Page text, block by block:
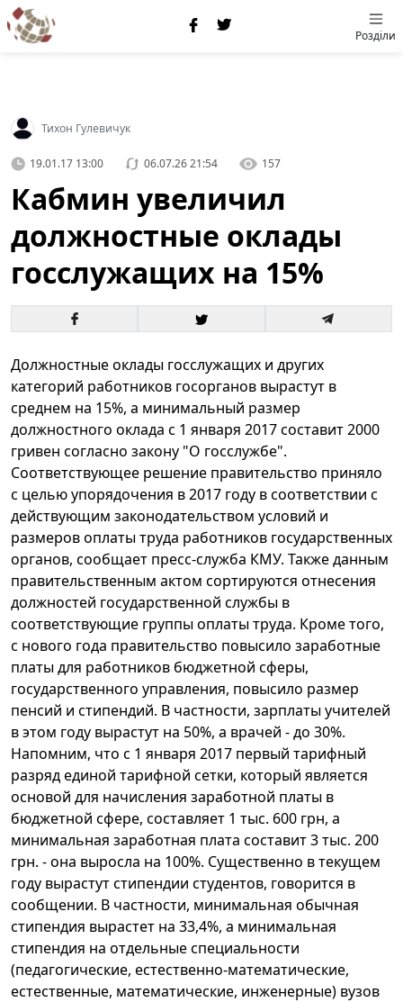
Розділи
Тихон Гулевичук
19.01.17 13:00 06.07.26 21:54 157
Кабмин увеличил
должностные оклады
госслужащих на 15%
Должностные оклады госслужащих и других
категорий работников госорганов вырастут в
среднем на 15%, а минимальный размер
должностного оклада с 1 января 2017 составит 2000
гривен согласно закону "О госслужбе".
Соответствующее решение правительство приняло
с целью упорядочения в 2017 году в соответствии с
действующим законодательством условий и
размеров оплаты труда работников государственных
органов, сообщает пресс-служба КМУ. Также данным
правительственным актом сортируются отнесения
должностей государственной службы в
соответствующие группы оплаты труда. Кроме того,
с нового года правительство повысило заработные
платы для работников бюджетной сферы,
государственного управления, повысило размер
пенсий и стипендий. В частности, зарплаты учителей
в этом году вырастут на 50%, а врачей - до 30%.
Напомним, что с 1 января 2017 первый тарифный
разряд единой тарифной сетки, который является
основой для начисления заработной платы в
бюджетной сфере, составляет 1 тыс. 600 грн, а
минимальная заработная плата составит 3 тыс. 200
грн. - она выросла на 100%. Существенно в текущем
году вырастут стипендии студентов, говорится в
сообщении. В частности, минимальная обычная
стипендия вырастет на 33,4%, а минимальная
стипендия на отдельные специальности
(педагогические, естественно-математические,
естественные, математические, инженерные) вузов